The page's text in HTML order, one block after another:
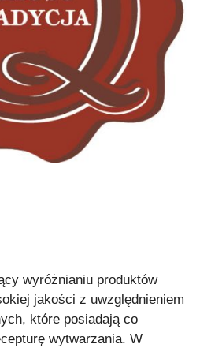
wyróżnianiu produktów
jakości z uwzględnieniem
które posiadają co
wytwarzania. W